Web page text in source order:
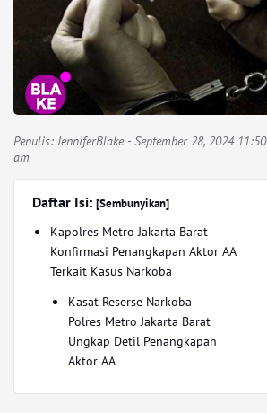
Penulis:JenniferBlake- September 28, 2024 11:50
am
Daftar Isi: [Sembunyikan]
Kapolres Metro Jakarta Barat
Konfirmasi Penangkapan Aktor AA
Terkait Kasus Narkoba
Kasat Reserse Narkoba
Polres Metro Jakarta Barat
Ungkap Detil Penangkapan
Aktor AA